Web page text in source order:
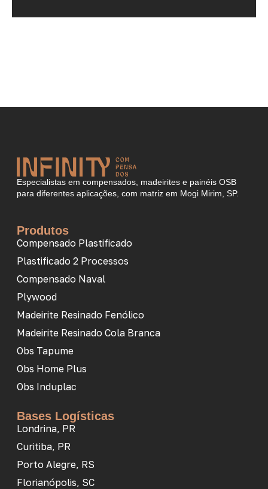
Especialistas em compensados, madeirites e painéis OSB
para diferentes aplicações, com matriz em Mogi Mirim, SP.
Produtos
Compensado Plastificado
Plastificado 2 Processos
Compensado Naval
Plywood
Madeirite Resinado Fenólico
Madeirite Resinado Cola Branca
Obs Tapume
Obs Home Plus
Obs Induplac
Bases Logísticas
Londrina, PR
Curitiba, PR
Porto Alegre, RS
Florianópolis, SC